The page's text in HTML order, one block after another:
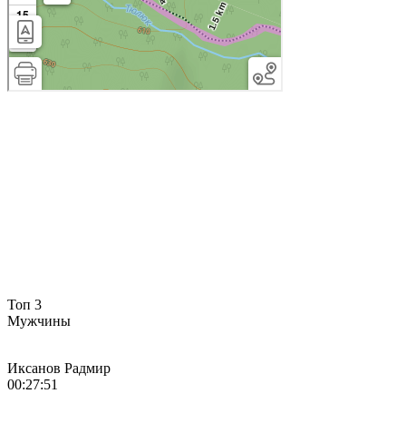
Топ 3
Мужчины
Иксанов Радмир
00:27:51